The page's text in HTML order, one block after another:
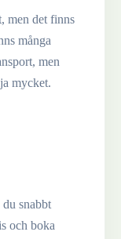
men det finns
många
men
mycket.
snabbt
och boka